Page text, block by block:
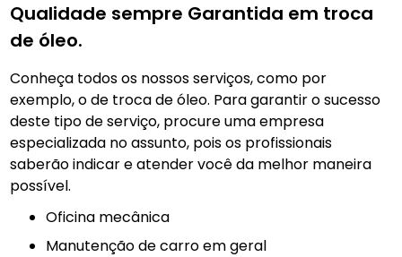
Qualidade sempre Garantida em troca
de óleo.
Conheça todos os nossos serviços, como por
exemplo, o de troca de óleo. Para garantir o sucesso
deste tipo de serviço, procure uma empresa
especializada no assunto, pois os profissionais
saberão indicar e atender você da melhor maneira
possível.
Oficina mecânica
manutenção de carro em geral